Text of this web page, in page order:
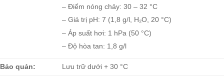
– Điểm nóng chảy: 30 – 32 °C
– Giá trị pH: 7 (1,8 g/l, H₂O, 20 °C)
– Áp suất hơi: 1 hPa (50 °C)
– Độ hòa tan: 1,8 g/l
Bảo quản: Lưu trữ dưới + 30 °C